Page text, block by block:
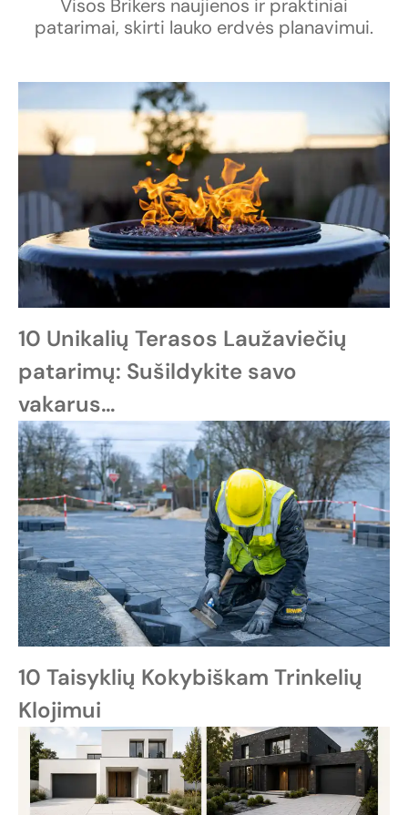
Visos Brikers naujienos ir praktiniai
patarimai, skirti lauko erdvės planavimui.
10 Unikalių Terasos Laužaviečių
patarimų: Sušildykite savo
vakarus…
10 Taisyklių Kokybiškam Trinkelių
Klojimui